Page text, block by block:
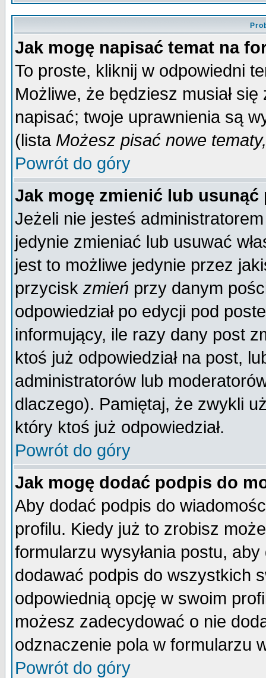
Jak mogę napisać temat na
To proste, kliknij w odpowiedni
Możliwe, że będziesz musiał
napisać; twoje uprawnienia są
(lista Możesz pisać nowe
Powrót do góry
Jak mogę zmienić lub usunąć
Jeżeli nie jesteś
jedynie zmieniać lub usuwać
jest to możliwe jedynie przez
przycisk zmień przy danym
odpowiedział po edycji pod
informujący, ile razy dany post
ktoś już odpowiedział na post,
administratorów lub
dlaczego). Pamiętaj, że zwykli
który ktoś już odpowiedział.
Powrót do góry
Jak mogę dodać podpis do
Aby dodać podpis do
profilu. Kiedy już to zrobisz
formularzu wysyłania postu,
dodawać podpis do wszystkich
odpowiednią opcję w swoim
możesz zadecydować o nie
odznaczenie pola w formularzu
Powrót do góry